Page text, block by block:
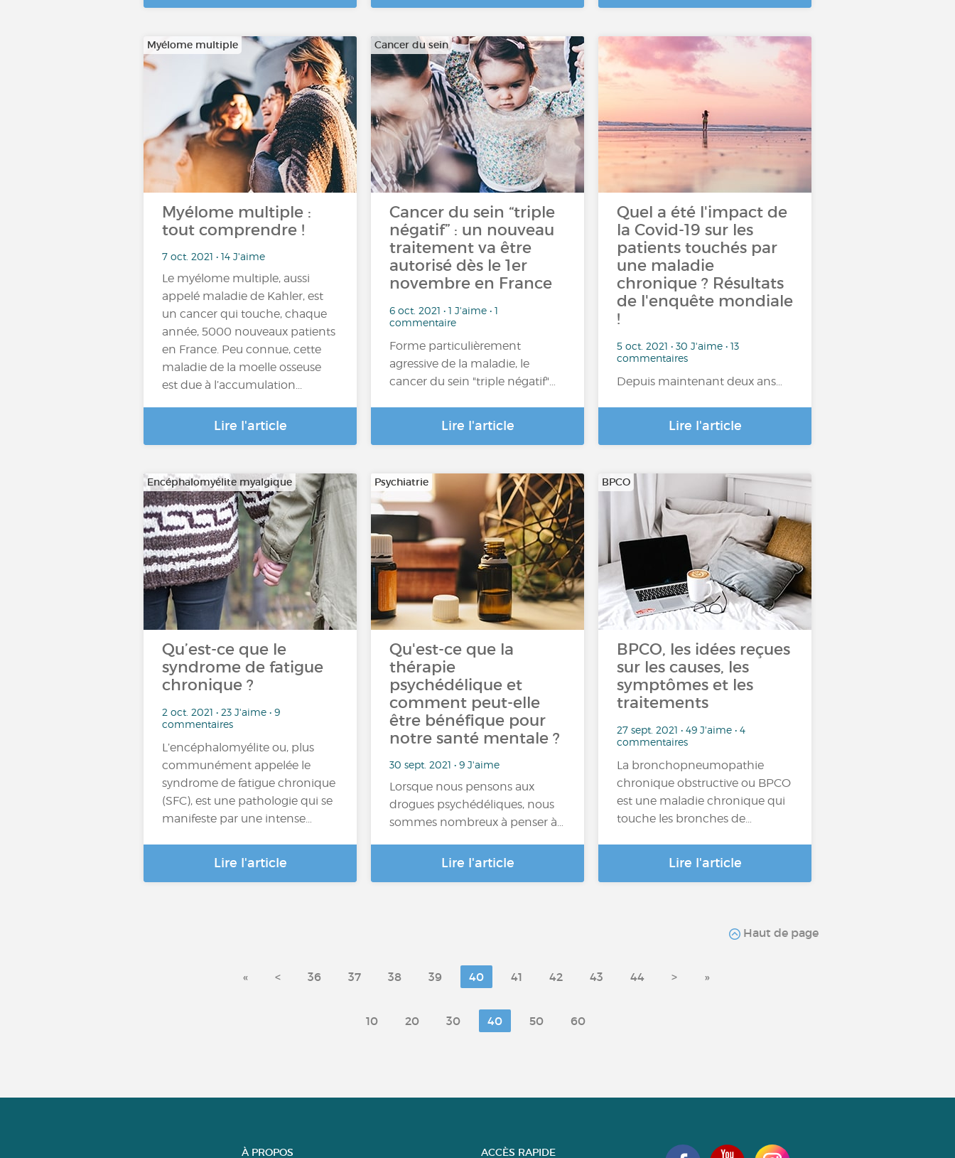
Myélome multiple
Myélome multiple :
tout comprendre !
7 oct. 2021 • 14 J'aime
Le myélome multiple, aussi
appelé maladie de Kahler, est
un cancer qui touche, chaque
année, 5000 nouveaux patients
en France. Peu connue, cette
maladie de la moelle osseuse
est due à l’accumulation...
Lire l'article
Cancer du sein
Cancer du sein “triple
négatif” : un nouveau
traitement va être
autorisé dès le 1er
novembre en France
6 oct. 2021 • 1 J'aime • 1
commentaire
Forme particulièrement
agressive de la maladie, le
cancer du sein "triple négatif"…
Lire l'article
Quel a été l'impact de
la Covid-19 sur les
patients touchés par
une maladie
chronique ? Résultats
de l'enquête mondiale
!
5 oct. 2021 • 30 J'aime • 13
commentaires
Depuis maintenant deux ans…
Lire l'article
Encéphalomyélite myalgique
Qu’est-ce que le
syndrome de fatigue
chronique ?
2 oct. 2021 • 23 J'aime • 9
commentaires
L’encéphalomyélite ou, plus
communément appelée le
syndrome de fatigue chronique
(SFC), est une pathologie qui se
manifeste par une intense…
Lire l'article
Psychiatrie
Qu'est-ce que la
thérapie
psychédélique et
comment peut-elle
être bénéfique pour
notre santé mentale ?
30 sept. 2021 • 9 J'aime
Lorsque nous pensons aux
drogues psychédéliques, nous
sommes nombreux à penser à…
Lire l'article
BPCO
BPCO, les idées reçues
sur les causes, les
symptômes et les
traitements
27 sept. 2021 • 49 J'aime • 4
commentaires
La bronchopneumopathie
chronique obstructive ou BPCO
est une maladie chronique qui
touche les bronches de…
Lire l'article
Haut de page
« < 36 37 38 39 40 41 42 43 44 > »
10 20 30 40 50 60
À PROPOS ACCÈS RAPIDE